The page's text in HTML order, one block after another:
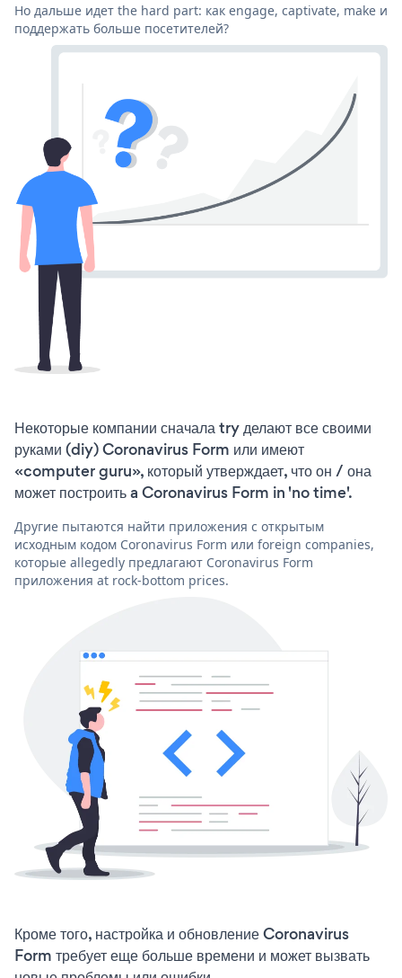
Но дальше идет the hard part: как engage, captivate, make и
поддержать больше посетителей?
Некоторые компании сначала try делают все своими
руками (diy) Coronavirus Form или имеют
«computer guru», который утверждает, что он / она
может построить a Coronavirus Form in 'no time'.
Другие пытаются найти приложения с открытым
исходным кодом Coronavirus Form или foreign companies,
которые allegedly предлагают Coronavirus Form
приложения at rock-bottom prices.
Кроме того, настройка и обновление Coronavirus
Form требует еще больше времени и может вызвать